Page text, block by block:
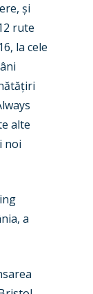
și
rute
la cele
alte
noi
a
/ Incidents
2025
2025
2024
2022
Jets